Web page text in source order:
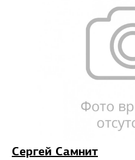
Сергей Самнит